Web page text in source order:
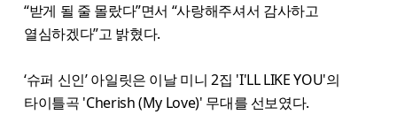
“받게 될 줄 몰랐다”면서 “사랑해주셔서 감사하고
열심하겠다”고 밝혔다.
‘슈퍼 신인’ 아일릿은 이날 미니 2집 'I'LL LIKE YOU'의
타이틀곡 'Cherish (My Love)' 무대를 선보였다.